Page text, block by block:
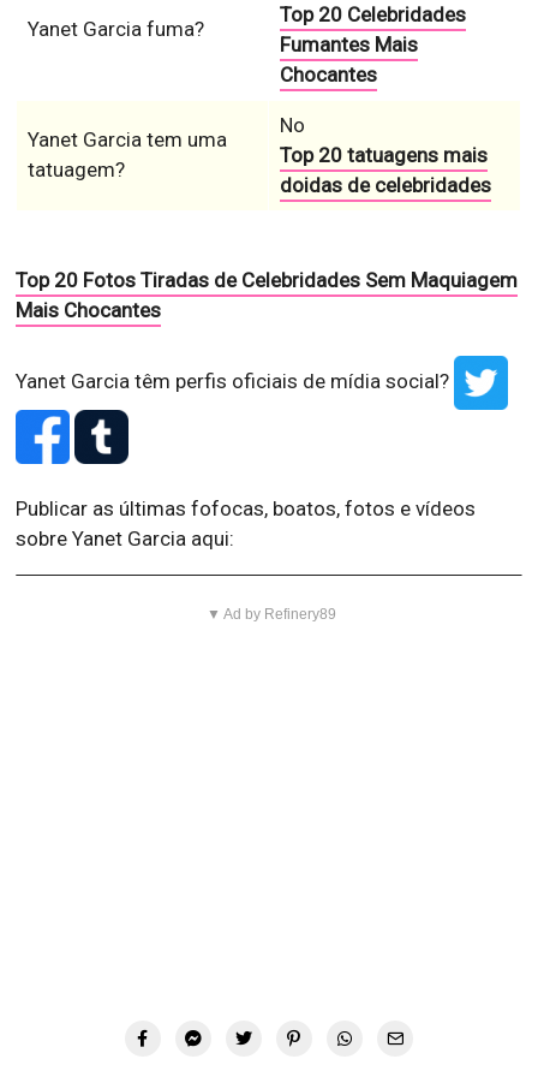
Yanet Garcia fuma?
Top 20 Celebridades
Fumantes Mais
Chocantes
Yanet Garcia tem uma
tatuagem?
No
Top 20 tatuagens mais
doidas de celebridades
Top 20 Fotos Tiradas de Celebridades Sem Maquiagem
Mais Chocantes
Yanet Garcia têm perfis oficiais de mídia social?
Publicar as últimas fofocas, boatos, fotos e vídeos
sobre Yanet Garcia aqui:
▼ Ad by Refinery89